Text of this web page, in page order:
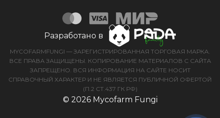
© 2026 Mycofarm Fungi
Разработано в
MYCOFARMFUNGI — ЗАРЕГИСТРИРОВАННАЯ ТОРГОВАЯ МАРКА.
ВСЕ ПРАВА ЗАЩИЩЕНЫ. КОПИРОВАНИЕ МАТЕРИАЛОВ С САЙТА
ЗАПРЕЩЕНО. ВСЯ ИНФОРМАЦИЯ НА САЙТЕ НОСИТ
СПРАВОЧНЫЙ ХАРАКТЕР И НЕ ЯВЛЯЕТСЯ ПУБЛИЧНОЙ ОФЕРТОЙ
(П.2 СТ.437 ГК РФ)